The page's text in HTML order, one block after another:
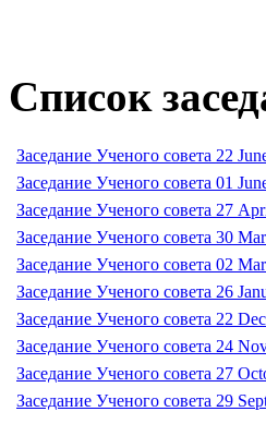
Список
Заседание Ученого совета 22
Заседание Ученого совета 01
Заседание Ученого совета 27
Заседание Ученого совета 30
Заседание Ученого совета 02
Заседание Ученого совета 26
Заседание Ученого совета 22
Заседание Ученого совета 24
Заседание Ученого совета 27
Заседание Ученого совета 29